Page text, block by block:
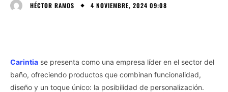
HÉCTOR RAMOS 4 NOVIEMBRE, 2024 09:08
Carintia se presenta como una empresa líder en el sector del
baño, ofreciendo productos que combinan funcionalidad,
diseño y un toque único: la posibilidad de personalización.